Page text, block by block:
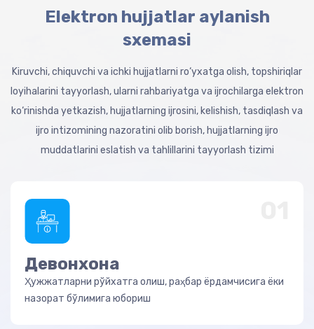
Elektron hujjatlar aylanish
sxemasi
Kiruvchi, chiquvchi va ichki hujjatlarni ro‘yxatga olish, topshiriqlar
loyihalarini tayyorlash, ularni rahbariyatga va ijrochilarga elektron
ko‘rinishda yetkazish, hujjatlarning ijrosini, kelishish, tasdiqlash va
ijro intizomining nazoratini olib borish, hujjatlarning ijro
muddatlarini eslatish va tahlillarini tayyorlash tizimi
Девонхона
Ҳужжатларни рўйхатга олиш, раҳбар ёрдамчисига ёки
назорат бўлимига юбориш